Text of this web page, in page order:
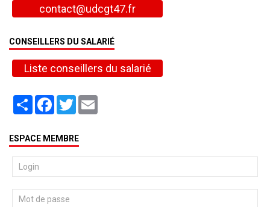
contact@udcgt47.fr
CONSEILLERS DU SALARIÉ
Liste conseillers du salarié
PartagerFacebook
Twitter
ESPACE MEMBRE